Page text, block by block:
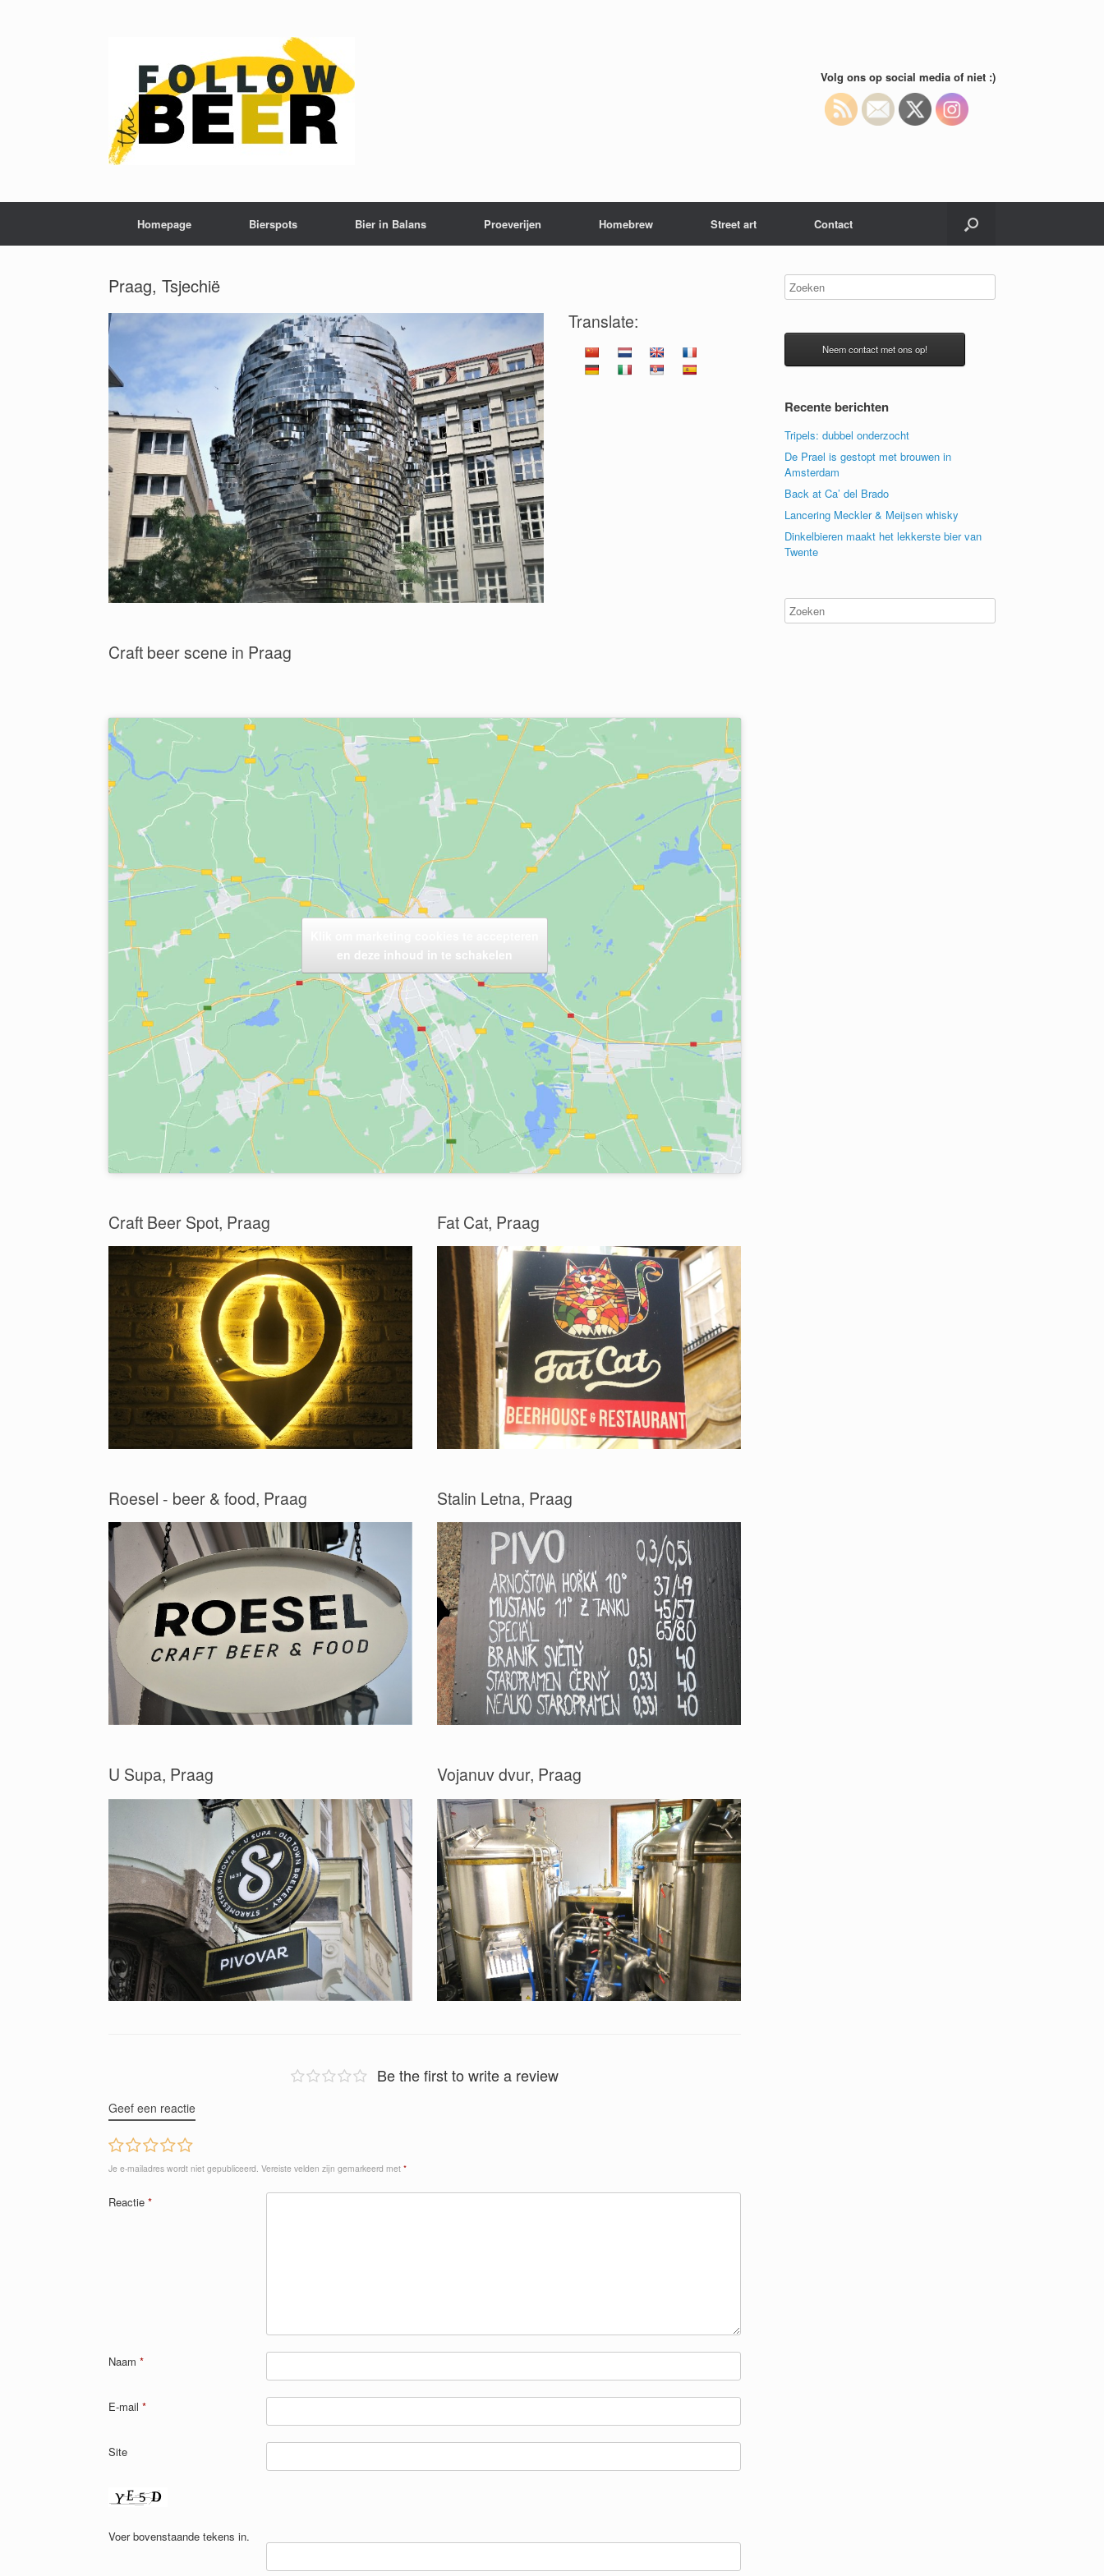
Volg ons op social media of niet :)
Homepage Bierspots Bier in Balans Proeverijen Homebrew Street art Contact
Praag, Tsjechië
Translate:
Craft beer scene in Praag
en deze inhoud in te schakelen
Craft Beer Spot, Praag Fat Cat, Praag
Roesel - beer & food, Praag Stalin Letna, Praag
U Supa, Praag Vojanuv dvur, Praag
Be the first to write a review
Geef een reactie
Je e-mailadres wordt niet gepubliceerd. Vereiste velden zijn gemarkeerd met *
Reactie *
Naam *
E-mail *
Site
Voer bovenstaande tekens in.
Neem contact met ons op!
Recente berichten
Tripels: dubbel onderzocht
De Prael is gestopt met brouwen in
Amsterdam
Back at Ca’ del Brado
Lancering Meckler & Meijsen whisky
Dinkelbieren maakt het lekkerste bier van
Twente